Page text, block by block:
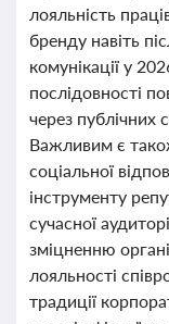
лояльність
бренду навіть
комунікації у
послідовності
через публічних
Важливим є
соціальної
інструменту
сучасної
зміцненню
лояльності
традиції